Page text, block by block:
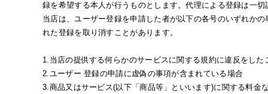
録を希望する本人が行うものとします。代理による登録は一
当店は、ユーザー登録を申請した者が以下の各号のいずれか
れた登録を取り消すことがあります。
1.当店の提供する何らかのサービスに関する規約に違反をし
2.ユーザー 登録の申請に虚偽の事項が含まれている場合
3.商品又はサービス(以下「商品等」といいます)に関する料金